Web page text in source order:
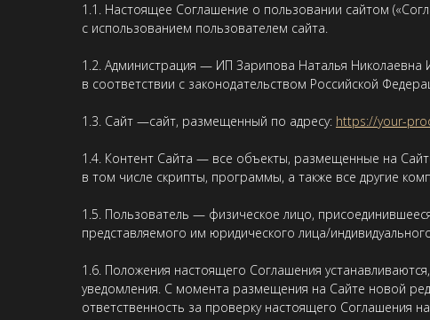
1.1. Настоящее Соглашение о пользовании сайтом
с использованием пользователем сайта.
1.2. Администрация — ИП Зарипова Наталья
в соответствии с законодательством Российской
1.3. Сайт —сайт, размещенный по адресу: https://your-
1.4. Контент Сайта — все объекты, размещенные на
в том числе скрипты, программы, а также все другие
1.5. Пользователь — физическое лицо,
представляемого им юридического лица/
1.6. Положения настоящего Соглашения
уведомления. С момента размещения на Сайте новой
ответственность за проверку настоящего Соглашения